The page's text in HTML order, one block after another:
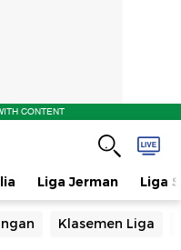
CONTENT
Liga Jerman Liga
Klasemen Liga